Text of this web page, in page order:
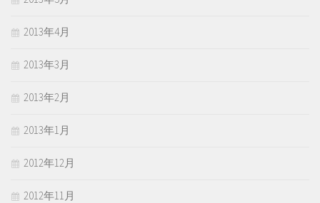
2013年4月
2013年3月
2013年2月
2013年1月
2012年12月
2012年11月